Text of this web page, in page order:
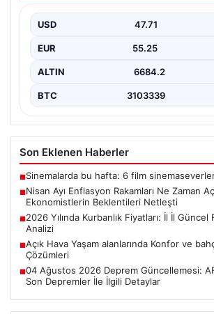
Türkiye İstatistik Kurumu (TÜİK)
USD 47.71
EUR 55.25
ALTIN 6684.2
BTC 3103339
Son Eklenen Haberler
■Sinemalarda bu hafta: 6 film
■Nisan Ayı Enflasyon Rakamları Ne Zaman
Ekonomistlerin Beklentileri Netleşti
■2026 Yılında Kurbanlık Fiyatları: İl İl
Analizi
■Açık Hava Yaşam alanlarında Konfor ve
Çözümleri
■04 Ağustos 2026 Deprem Güncellemesi:
Son Depremler İle İlgili Detaylar